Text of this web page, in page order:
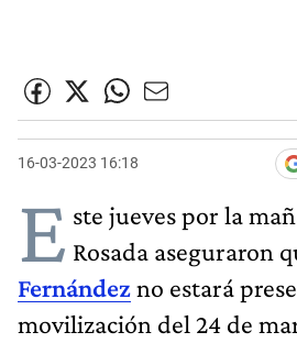
16-03-2023 16:18
E ste jueves por la
Rosada aseguraron
Fernándezno estará
movilización del 24 de